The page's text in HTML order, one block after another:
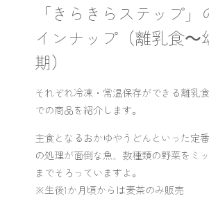
「きらきらステップ」
インナップ（離乳食～
期）
それぞれ冷凍・常温保存ができる離乳
での商品を紹介します。
主食となるおかゆやうどんといった定
の処理が面倒な魚、数種類の野菜をミ
までそろっていますよ。
※生後1か月頃からは麦茶のみ販売